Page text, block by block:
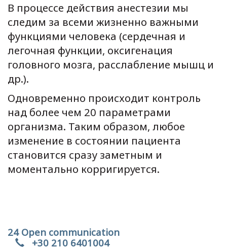
В процессе действия анестезии мы
следим за всеми жизненно важными
функциями человека (сердечная и
легочная функции, оксигенация
головного мозга, расслабление мышц и
др.).
Одновременно происходит контроль
над более чем 20 параметрами
организма. Таким образом, любое
изменение в состоянии пациента
становится сразу заметным и
моментально корригируется.
24 Open communication
+30 210 6401004